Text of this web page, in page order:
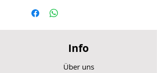
Info
Über uns